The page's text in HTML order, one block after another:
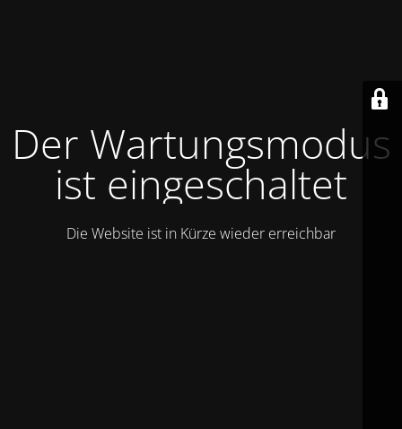
Der Wartungsmodus
ist eingeschaltet
Die Website ist in Kürze wieder erreichbar